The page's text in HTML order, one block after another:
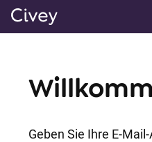
t
n
Geben Sie Ihre E-